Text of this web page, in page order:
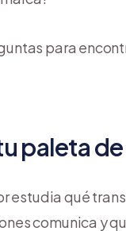
para
paleta
estudia qué
comunica y